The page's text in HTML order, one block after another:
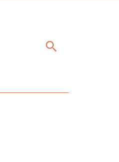
search